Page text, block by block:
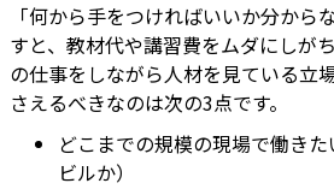
「何から手をつければいいか分から
すと、教材代や講習費をムダにしが
の仕事をしながら人材を見ている立
さえるべきなのは次の3点です。
どこまでの規模の現場で働き
ビルか）